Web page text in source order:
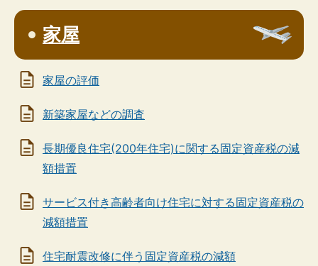
家屋
家屋の評価
新築家屋などの調査
長期優良住宅(200年住宅)に関する固定資産税の減
額措置
サービス付き高齢者向け住宅に対する固定資産税の
減額措置
住宅耐震改修に伴う固定資産税の減額